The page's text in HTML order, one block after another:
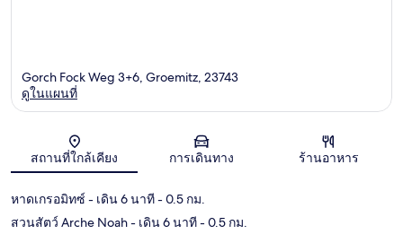
แผนที่
Gorch Fock Weg 3+6, Groemitz, 23743
ดูในแผนที่
สถานที่ใกล้เคียง การเดินทาง ร้านอาหาร
หาดเกรอมิทซ์ - เดิน 6 นาที- 0.5 กม.
สวนสัตว์ Arche Noah- เดิน 6 นาที- 0.5 กม.